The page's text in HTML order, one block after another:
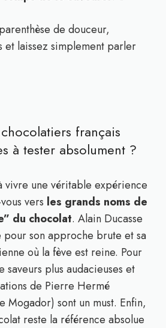
de douceur,
et laissez simplement parler
français
à tester absolument ?
vivre une véritable expérience
vers les grands noms de
du chocolat. Alain Ducasse
pour son approche brute et sa
où la fève est reine. Pour
saveurs plus audacieuses et
de Pierre Hermé
Mogador) sont un must. Enfin,
reste la référence absolue